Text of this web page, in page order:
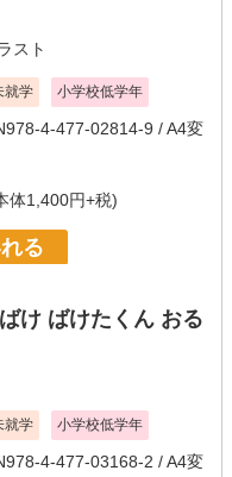
スト
就学 小学校低学年
4-477-02814-9 / A4変
体1,400円+税)
る
け ばけたくん おる
就学 小学校低学年
4-477-03168-2 / A4変